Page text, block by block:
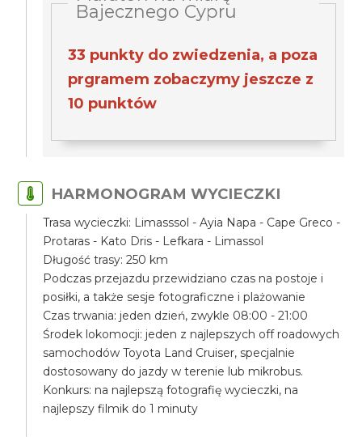
Bajecznego Cypru
33 punkty do zwiedzenia, a poza
prgramem zobaczymy jeszcze z
10 punktów
HARMONOGRAM WYCIECZKI
Trasa wycieczki: Limasssol - Ayia Napa - Cape Greco -
Protaras - Kato Dris - Lefkara - Limassol
Długość trasy: 250 km
Podczas przejazdu przewidziano czas na postoje i
posiłki, a także sesje fotograficzne i plażowanie
Czas trwania: jeden dzień, zwykle 08:00 - 21:00
Środek lokomocji: jeden z najlepszych off roadowych
samochodów Toyota Land Cruiser, specjalnie
dostosowany do jazdy w terenie lub mikrobus.
Konkurs: na najlepszą fotografię wycieczki, na
najlepszy filmik do 1 minuty